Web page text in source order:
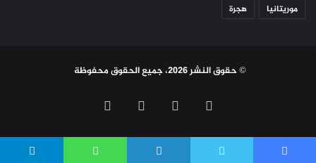
موريتانيا
هجرة
© حقوق النشر 2026، جميع الحقوق محفوظة
فيسبوك يوتيوب